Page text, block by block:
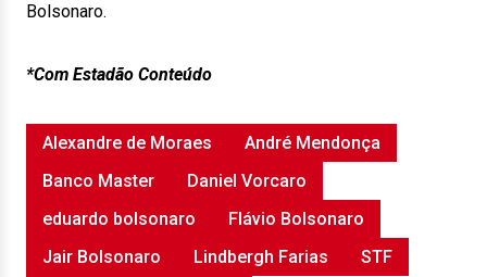
Bolsonaro.
*Com Estadão Conteúdo
Alexandre de Moraes
André Mendonça
Banco Master
Daniel Vorcaro
eduardo bolsonaro
Flávio Bolsonaro
Jair Bolsonaro
Lindbergh Farias
STF